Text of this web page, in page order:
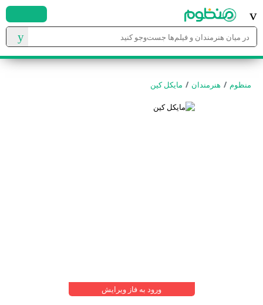
ورود
منظوم هنرمندان مایکل کین
ورود به فاز ویرایش